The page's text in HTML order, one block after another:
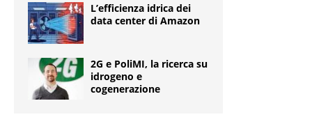
L’efficienza idrica dei
data center di Amazon
2G e PoliMI, la ricerca su
idrogeno e
cogenerazione